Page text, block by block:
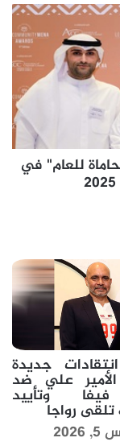
للعام" في
جديدة
علي ضد
وتأييد
تلقى رواجا